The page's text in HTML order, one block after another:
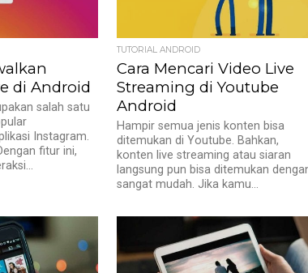
di Android
salah satu
Instagram.
fitur ini,
TUTORIAL ANDROID
Cara Mencari Video Live
Streaming di Youtube
Android
Hampir semua jenis konten bisa
ditemukan di Youtube. Bahkan,
konten live streaming atau siaran
langsung pun bisa ditemukan
sangat mudah. Jika kamu...